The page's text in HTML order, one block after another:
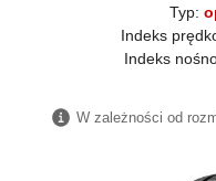
Typ:
Indeks
Indeks
W zależności od